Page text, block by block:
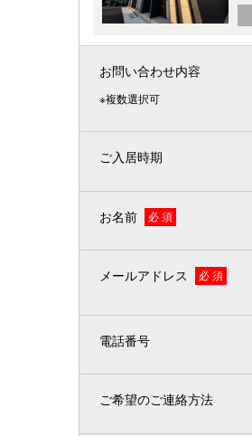
お問い合わせ内容
※複数選択可
ご入居時期
お名前 必 須
メールアドレス 必 須
電話番号
ご希望のご連絡方法